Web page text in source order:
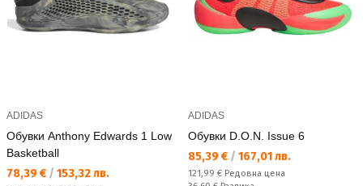
ADIDAS
Обувки Anthony Edwards 1 Low
Basketball
Текуща цена:
78,39 € / 153,32 лв.
ADIDAS
Обувки D.O.N. Issue 6
Текуща цена:
85,39 € / 167,01 лв.
Редовна цена:
121,99 € Редовна цена